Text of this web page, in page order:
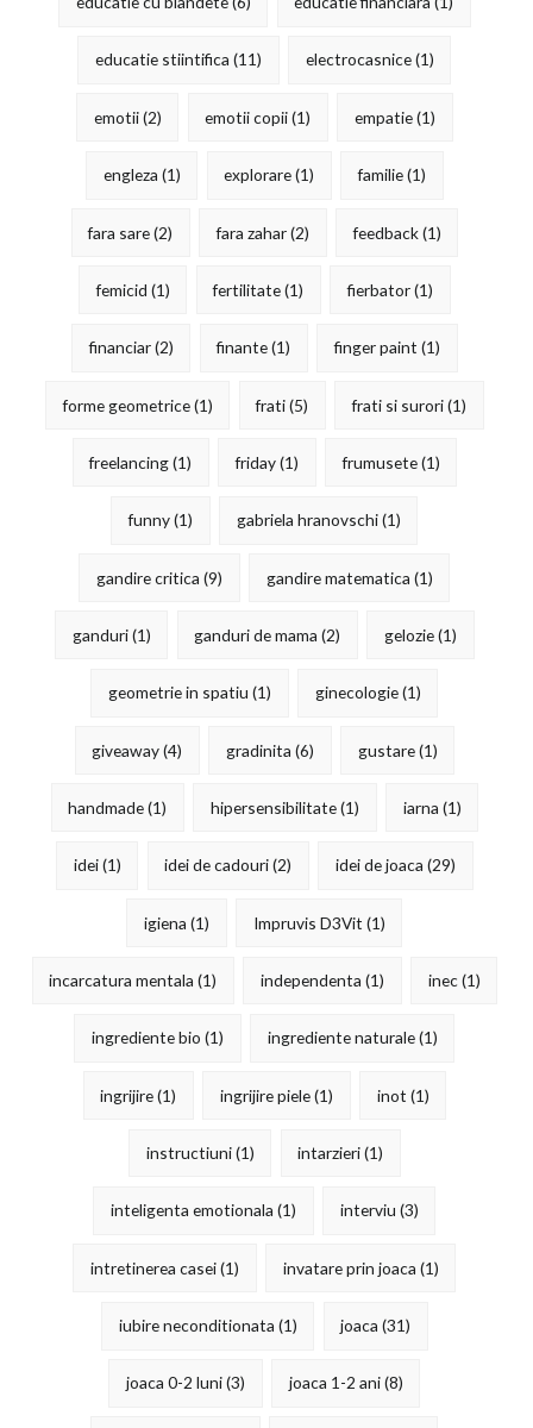
educatie stiintifica (11) electrocasnice(1)
emotii(2) emotii copii(1) empatie(1)
engleza (1) explorare(1) familie(1)
fara sare(2) fara zahar(2) feedback(1)
femicid (1) fertilitate(1) fierbator(1)
financiar(2) finante(1) finger paint (1)
forme geometrice(1) frati(5) frati si surori(1)
freelancing(1) friday(1) frumusete(1)
funny(1) gabriela hranovschi(1)
gandire critica (9) gandire matematica (1)
ganduri(1) ganduri de mama (2) gelozie(1)
geometrie in spatiu (1) ginecologie(1)
giveaway(4) gradinita (6) gustare(1)
handmade(1) hipersensibilitate(1) iarna (1)
idei(1) idei de cadouri(2) idei de joaca (29)
igiena (1) Impruvis D3Vit (1)
incarcatura mentala (1) independenta (1) inec(1)
ingrediente bio (1) ingrediente naturale(1)
ingrijire(1) ingrijire piele(1) inot (1)
instructiuni(1) intarzieri(1)
inteligenta emotionala (1) interviu (3)
intretinerea casei(1) invatare prin joaca (1)
iubire neconditionata (1) joaca (31)
joaca 0-2 luni(3) joaca 1-2 ani(8)